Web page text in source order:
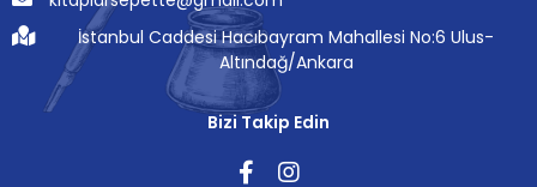
İstanbul Caddesi Hacıbayram Mahallesi No:6 Ulus-
Altındağ/Ankara
Bizi Takip Edin